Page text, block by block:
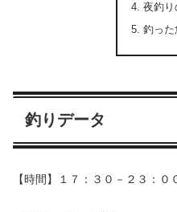
夜釣り
釣った
釣りデータ
【時間】１７：３０－２３：０